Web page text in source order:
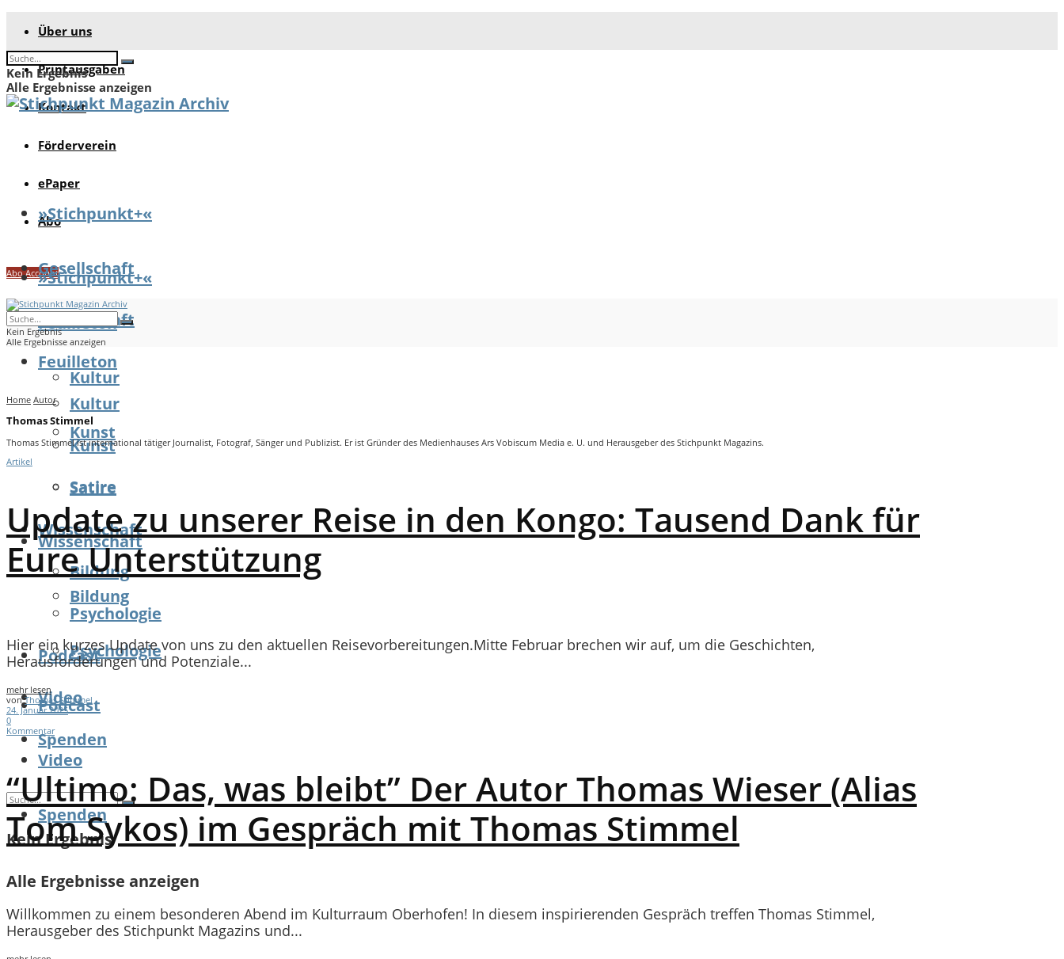
Über uns
Printausgaben
Kontakt
Förderverein
ePaper
Abo
Abo Account
Kein Ergebnis
Alle Ergebnisse anzeigen
»Stichpunkt+«
Gesellschaft
Feuilleton
Kultur
Kunst
Satire
Wissenschaft
Bildung
Psychologie
Podcast
Video
Spenden
»Stichpunkt+«
Gesellschaft
Feuilleton
Kultur
Kunst
Satire
Wissenschaft
Bildung
Psychologie
Podcast
Video
Spenden
Kein Ergebnis
Alle Ergebnisse anzeigen
Kein Ergebnis
Alle Ergebnisse anzeigen
Home Autor
Thomas Stimmel
Thomas Stimmel ist international tätiger Journalist, Fotograf, Sänger und Publizist. Er ist Gründer des Medienhauses Ars Vobiscum Media e. U. und Herausgeber des Stichpunkt Magazins.
Artikel
Update zu unserer Reise in den Kongo: Tausend Dank für
Eure Unterstützung
Hier ein kurzes Update von uns zu den aktuellen Reisevorbereitungen.Mitte Februar brechen wir auf, um die Geschichten,
Herausforderungen und Potenziale...
mehr lesen
von Thomas Stimmel
24. Januar 2025
0
Kommentar
“Ultimo: Das, was bleibt” Der Autor Thomas Wieser (Alias
Tom Sykos) im Gespräch mit Thomas Stimmel
Willkommen zu einem besonderen Abend im Kulturraum Oberhofen! In diesem inspirierenden Gespräch treffen Thomas Stimmel,
Herausgeber des Stichpunkt Magazins und...